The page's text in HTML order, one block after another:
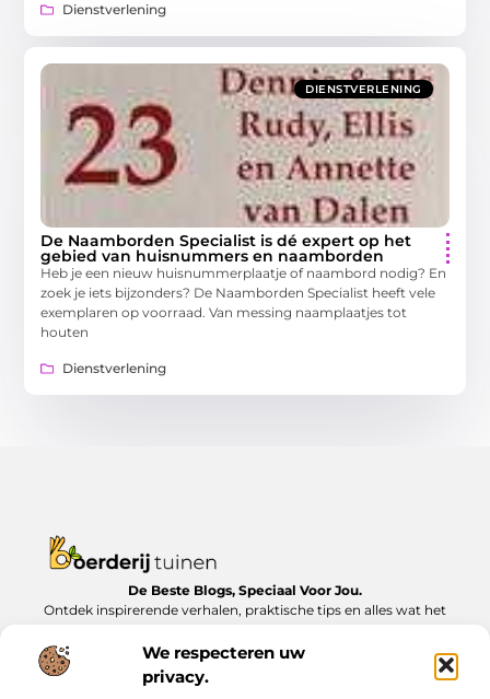
We respecteren uw
privacy.
Dienstverlening
DIENSTVERLENING
De Naamborden Specialist is dé expert op het
gebied van huisnummers en naamborden
Heb je een nieuw huisnummerplaatje of naambord nodig? En
zoek je iets bijzonders? De Naamborden Specialist heeft vele
exemplaren op voorraad. Van messing naamplaatjes tot
houten
Dienstverlening
De Beste Blogs, Speciaal Voor Jou.
Ontdek inspirerende verhalen, praktische tips en alles wat het
Boerderijtuinen.nl.